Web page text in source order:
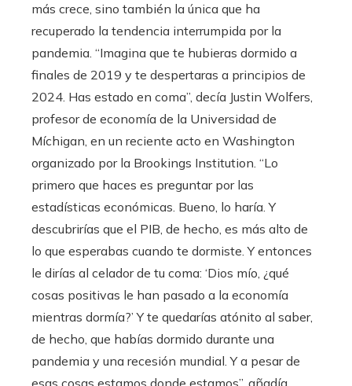
más crece, sino también la única que ha
recuperado la tendencia interrumpida por la
pandemia. “Imagina que te hubieras dormido a
finales de 2019 y te despertaras a principios de
2024. Has estado en coma”, decía Justin Wolfers,
profesor de economía de la Universidad de
Míchigan, en un reciente acto en Washington
organizado por la Brookings Institution. “Lo
primero que haces es preguntar por las
estadísticas económicas. Bueno, lo haría. Y
descubrirías que el PIB, de hecho, es más alto de
lo que esperabas cuando te dormiste. Y entonces
le dirías al celador de tu coma: ‘Dios mío, ¿qué
cosas positivas le han pasado a la economía
mientras dormía?’ Y te quedarías atónito al saber,
de hecho, que habías dormido durante una
pandemia y una recesión mundial. Y a pesar de